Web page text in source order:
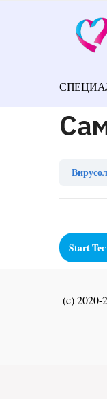
(c) 2020-